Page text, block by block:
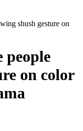
shush gesture on
people
on color